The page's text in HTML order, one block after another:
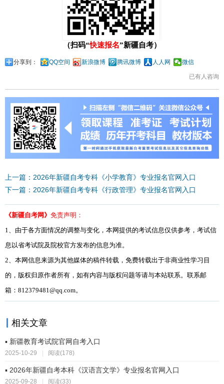
（扫码“快速报名”新疆自考）
分享到： QQ空间 新浪微博 腾讯微博 人人网 微信
已有人咨询
上一篇：2026年新疆自考专科《小学教育》专业报名官网入口
下一篇：2026年新疆自考专科《行政管理》专业报名官网入口
《新疆自考网》 免责声明：
1、由于各方面情况的调整与变化，本网提供的考试信息仅供参考，考试信
息以省考试院及院校官方发布的信息为准。
2、本网信息来源为其他媒体的稿件转载，免费转载出于非商业性学习目
的，版权归原作者所有，如有内容与版权问题等请与本站联系。联系邮
箱：812379481@qq.com。
相关文章
▪ 新疆教育考试院官网自考入口
2025-10-29 | 阅读(178)
▪ 2026年新疆自考本科《汉语言文学》专业报名官网入口
2025-09-28 阅读(33)